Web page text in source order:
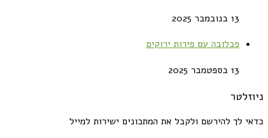
13 בנובמבר 2025
פבלובה עם פירות ירוקים
13 בספטמבר 2025
ניוזלטר
כדאי לך להירשם ולקבל את המתכונים ישירות למייל